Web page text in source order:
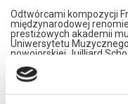
Odtwórcami kompozycji
międzynarodowej
prestiżowych akademii
Uniwersytetu
nowojorskiej Juilliard
Konserwatorium w
Paris.
Nasi artyści